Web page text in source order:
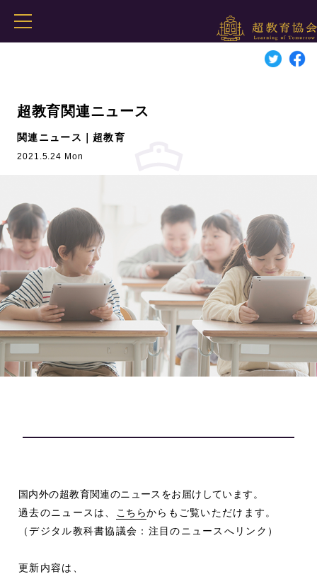
超教育関連ニュース
関連ニュース｜超教育
2021.5.24 Mon
国内外の超教育関連のニュースをお届けしています。
過去のニュースは、
こちらからもご覧いただけます。
（デジタル教科書協議会：注目のニュースへリンク）
更新内容は、